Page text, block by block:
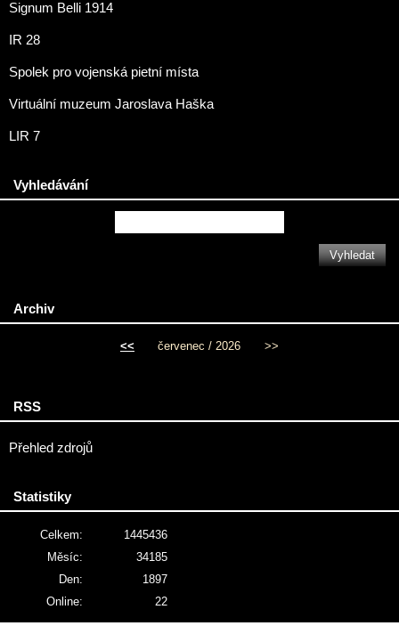
Signum Belli 1914
IR 28
Spolek pro vojenská pietní místa
Virtuální muzeum Jaroslava Haška
LIR 7
Vyhledávání
Archiv
<< červenec / 2026 >>
RSS
Přehled zdrojů
Statistiky
Online: 22
Celkem:
1445436
Měsíc:
34185
Den:
1897